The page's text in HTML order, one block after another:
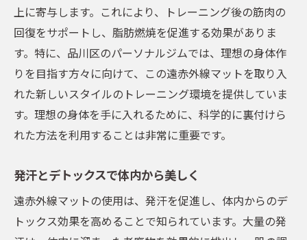
上に寄与します。これにより、トレーニング後の筋肉の
回復をサポートし、脂肪燃焼を促進する効果がありま
す。特に、品川区のパーソナルジムでは、理想の身体作
りを目指す方々に向けて、この遠赤外線マットを取り入
れた新しいスタイルのトレーニング環境を提供していま
す。理想の身体を手に入れるために、科学的に裏付けら
れた方法を利用することは非常に重要です。
発汗とデトックスで体内から美しく
遠赤外線マットの使用は、発汗を促進し、体内からのデ
トックス効果を高めることで知られています。大量の発